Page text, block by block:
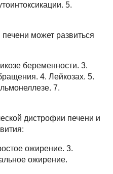
5.
может развиться
беременности. 3.
4. Лейкозах. 5.
7.
дистрофии печени и
ожирение. 3.
ожирение.